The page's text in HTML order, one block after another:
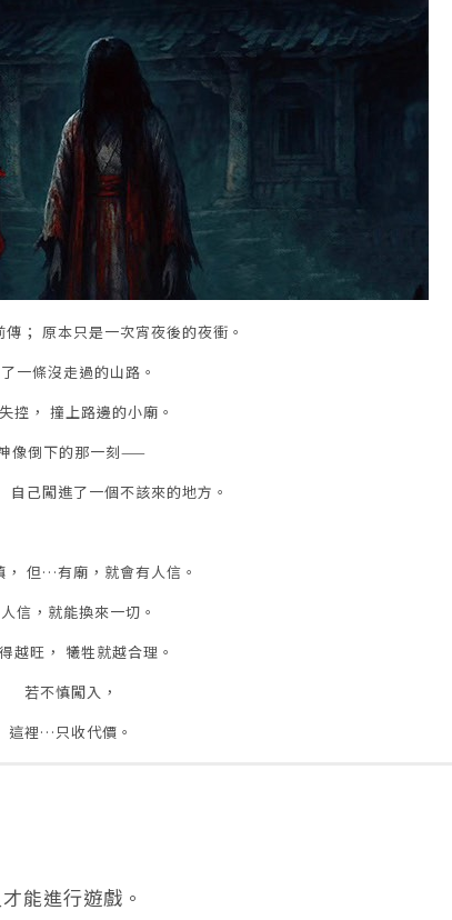
； 原本只是一次宵夜後的夜衝。
一條沒走過的山路。
控， 撞上路邊的小廟。
像倒下的那一刻——
自己闖進了一個不該來的地方。
， 但…有廟，就會有人信。
信，就能換來一切。
越旺， 犧牲就越合理。
若不慎闖入，
這裡…只收代價。
能進行遊戲。